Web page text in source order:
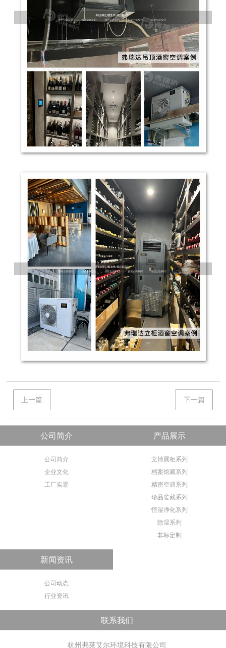
上一篇 下一篇
公司简介
公司简介
企业文化
工厂实景
产品展示
文博展柜系列
档案馆藏系列
精密空调系列
珍品窖藏系列
恒湿净化系列
除湿系列
非标定制
新闻资讯
公司动态
行业资讯
联系我们
杭州弗莱艾尔环境科技有限公司